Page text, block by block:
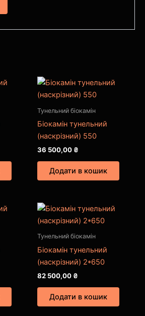
Тунельний біокамін
Біокамін тунельний
(наскрізний) 550
36 500,00 ₴
Додати в кошик
Тунельний біокамін
Біокамін тунельний
(наскрізний) 2*650
82 500,00 ₴
Додати в кошик